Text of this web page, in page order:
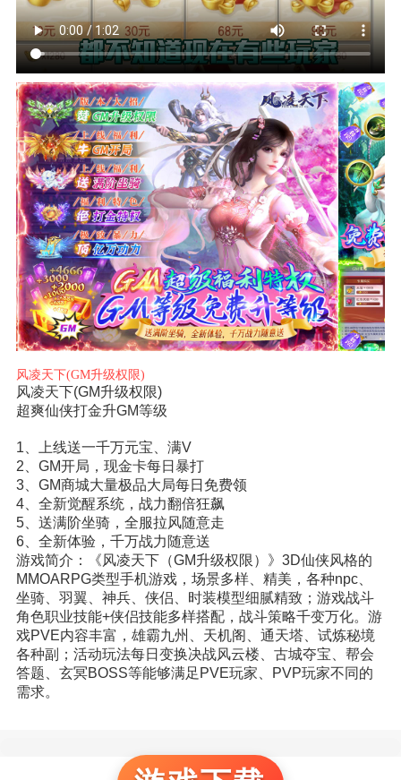
风凌天下(GM升级权限)
风凌天下(GM升级权限)
超爽仙侠打金升GM等级
1、上线送一千万元宝、满V
2、GM开局，现金卡每日暴打
3、GM商城大量极品大局每日免费领
4、全新觉醒系统，战力翻倍狂飙
5、送满阶坐骑，全服拉风随意走
6、全新体验，千万战力随意送
游戏简介：《风凌天下（GM升级权限）》3D仙侠风格的
MMOARPG类型手机游戏，场景多样、精美，各种npc、
坐骑、羽翼、神兵、侠侣、时装模型细腻精致；游戏战斗
角色职业技能+侠侣技能多样搭配，战斗策略千变万化。游
戏PVE内容丰富，雄霸九州、天机阁、通天塔、试炼秘境
各种副；活动玩法每日变换决战风云楼、古城夺宝、帮会
答题、玄冥BOSS等能够满足PVE玩家、PVP玩家不同的
需求。